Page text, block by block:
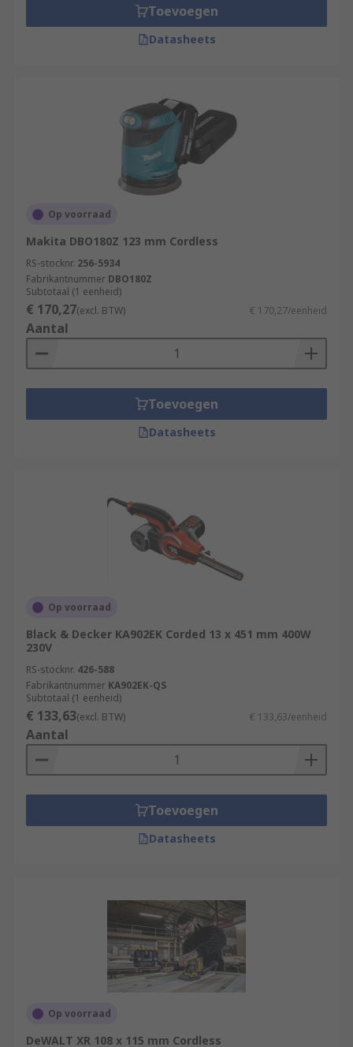
Toevoegen
Datasheets
Op voorraad
Makita DBO180Z 123 mm Cordless
RS-stocknr. 256-5934
Fabrikantnummer DBO180Z
Subtotaal (1 eenheid)
€ 170,27(excl. BTW) € 170,27/eenheid
Aantal
Toevoegen
Datasheets
Op voorraad
Black & Decker KA902EK Corded 13 x 451 mm 400W
230V
RS-stocknr. 426-588
Fabrikantnummer KA902EK-QS
Subtotaal (1 eenheid)
€ 133,63(excl. BTW) € 133,63/eenheid
Aantal
Toevoegen
Datasheets
Op voorraad
DeWALT XR 108 x 115 mm Cordless